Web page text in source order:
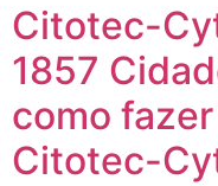
Citotec-
1857
como
Citotec-
em
Eu
22/